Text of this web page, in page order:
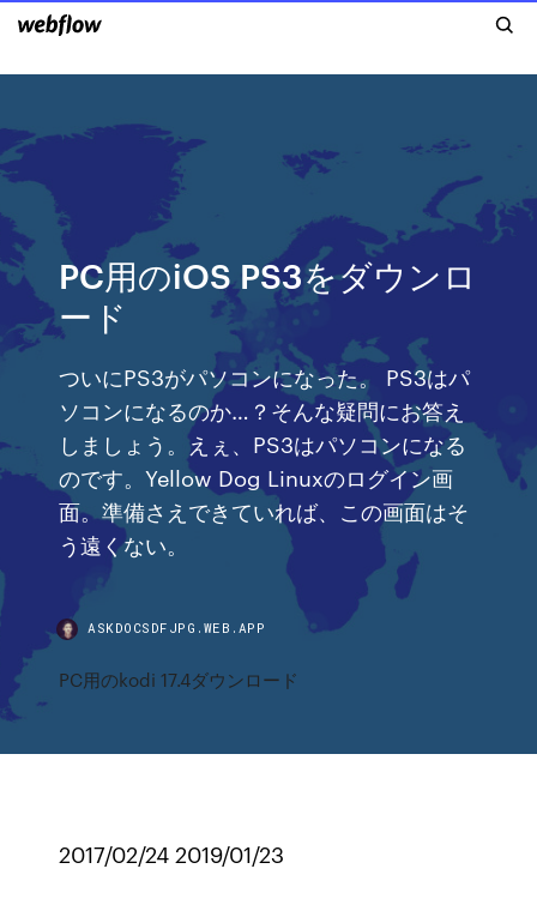
PC用のiOS PS3をダウンロ
ード
ついにPS3がパソコンになった。 PS3はパ
ソコンになるのか…？そんな疑問にお答え
しましょう。えぇ、PS3はパソコンになる
のです。Yellow Dog Linuxのログイン画
面。準備さえできていれば、この画面はそ
う遠くない。
ASKDOCSDFJPG.WEB.APP
PC用のkodi 17.4ダウンロード
2017/02/24 2019/01/23